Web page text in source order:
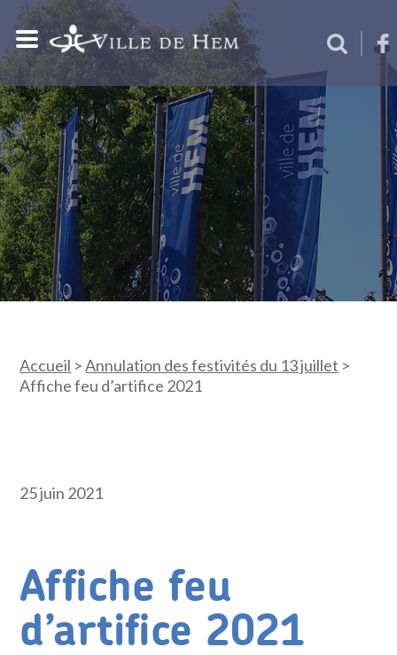
Accueil >Annulation des festivités du 13 juillet >
Affiche feu d’artifice 2021
25 juin 2021
Affiche feu
d’artifice 2021